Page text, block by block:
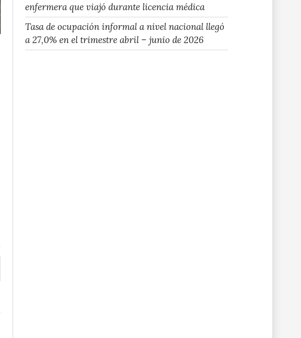
enfermera que viajó durante licencia médica
Tasa de ocupación informal a nivel nacional llegó
a 27,0% en el trimestre abril – junio de 2026